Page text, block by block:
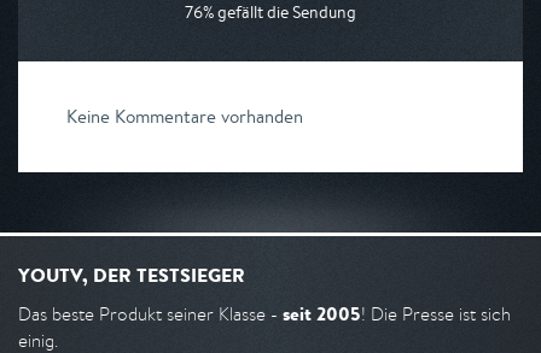
76% gefällt die Sendung
Keine Kommentare vorhanden
YOUTV, DER TESTSIEGER
Das beste Produkt seiner Klasse - seit 2005! Die Presse ist sich
einig.